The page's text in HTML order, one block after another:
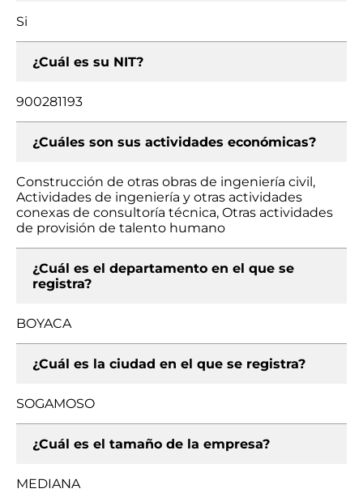
Si
¿Cuál es su NIT?
900281193
¿Cuáles son sus actividades económicas?
Construcción de otras obras de ingeniería civil,
Actividades de ingeniería y otras actividades
conexas de consultoría técnica, Otras actividades
de provisión de talento humano
¿Cuál es el departamento en el que se
registra?
BOYACA
¿Cuál es la ciudad en el que se registra?
SOGAMOSO
¿Cuál es el tamaño de la empresa?
MEDIANA